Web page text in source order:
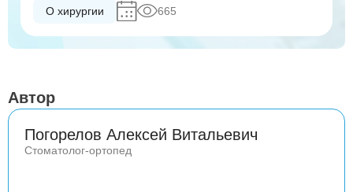
О хирургии
665
Автор
Погорелов Алексей Витальевич
Стоматолог-ортопед